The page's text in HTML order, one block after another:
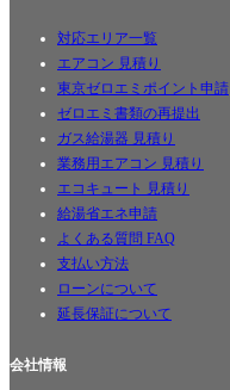
対応エリア一覧
エアコン 見積り
東京ゼロエミポイント申請
ゼロエミ書類の再提出
ガス給湯器 見積り
業務用エアコン 見積り
エコキュート 見積り
給湯省エネ申請
よくある質問 FAQ
支払い方法
ローンについて
延長保証について
会社情報